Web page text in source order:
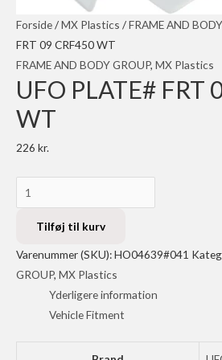
Forside/MX Plastics /FRAME AND
FRT 09 CRF450 WT
FRAME AND BODY GROUP, MX Plastics
UFO PLATE# FRT
WT
226 kr.
UFO
PLATE#
Tilføj til kurv
Varenummer (SKU):HO04639#041
GROUP, MX Plastics
Yderligere information
Vehicle Fitment